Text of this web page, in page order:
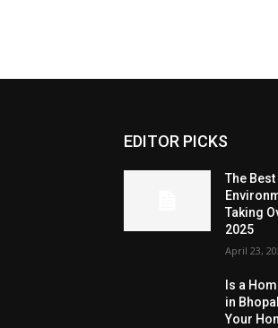
EDITOR PICKS
The
Taking
2025
April 23,
Is a
in
Your